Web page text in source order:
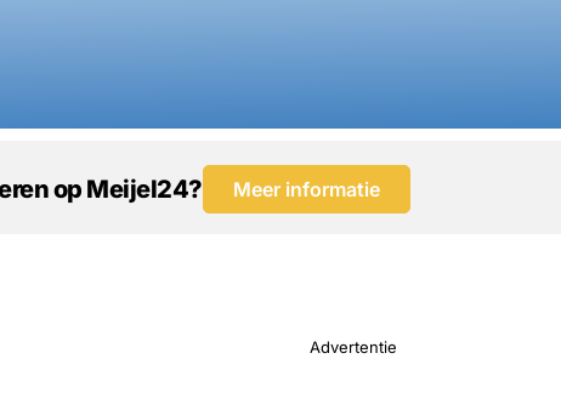
op Meijel24? Meer informatie
Advertentie